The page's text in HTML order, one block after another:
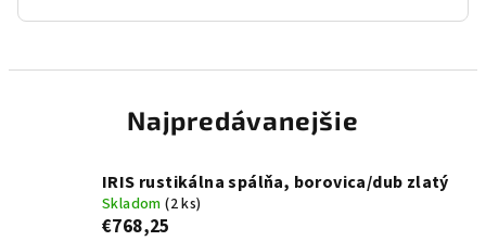
Najpredávanejšie
IRIS rustikálna spálňa, borovica/dub zlatý
Skladom(2 ks)
€768,25